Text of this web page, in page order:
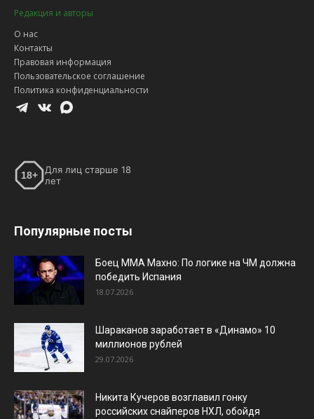
Редакция и авторы
О нас
Контакты
Правовая информация
Пользовательское соглашение
Политика конфиденциальности
18+
Для лиц старше 18
лет
Популярные посты
Боец ММА Махно: По логике на ЧМ должна
победить Испания
18.07.2026
Шараканов заработает в «Динамо» 10
миллионов рублей
29.07.2026
Никита Кучеров возглавил гонку
российских снайперов НХЛ, обойдя